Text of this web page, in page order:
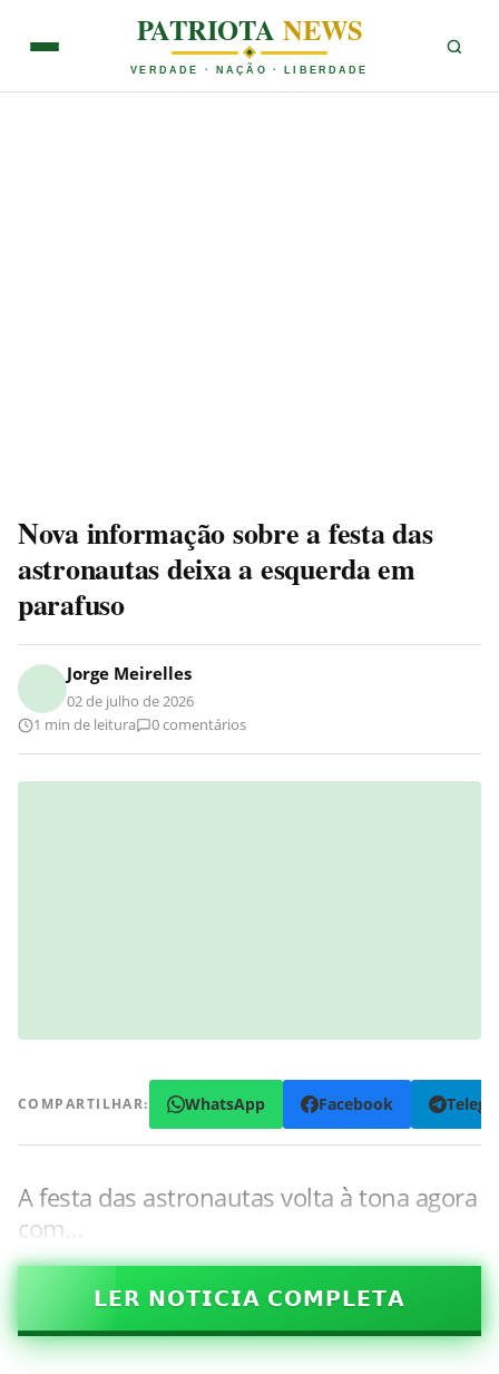
PATRIOTANEWS
VERDADE · NAÇÃO · LIBERDADE
Nova informação sobre a festa das
astronautas deixa a esquerda em
parafuso
Jorge Meirelles
02 de julho de 2026
1 min de leitura
0 comentários
COMPARTILHAR: WhatsApp Facebook
A festa das astronautas volta à tona agora
com…
𝗟𝗘𝗥 𝗡𝗢𝗧𝗜𝗖𝗜𝗔 𝗖𝗢𝗠𝗣𝗟𝗘𝗧𝗔